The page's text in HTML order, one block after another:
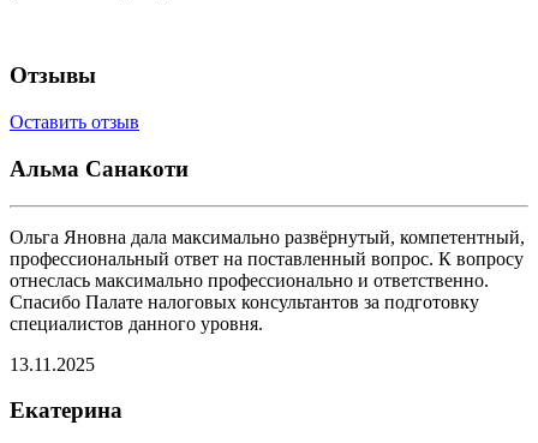
Отзывы
Оставить отзыв
Альма Санакоти
Ольга Яновна дала максимально развёрнутый, компетентный,
профессиональный ответ на поставленный вопрос. К вопросу
отнеслась максимально профессионально и ответственно.
Спасибо Палате налоговых консультантов за подготовку
специалистов данного уровня.
13.11.2025
Екатерина